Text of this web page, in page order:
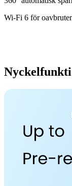
Wi-Fi 6 för